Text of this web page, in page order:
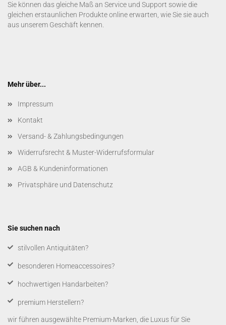
Sie können das gleiche Maß an Service und Support sowie die
gleichen erstaunlichen Produkte online erwarten, wie Sie sie auch
aus unserem Geschäft kennen.
Mehr über...
Impressum
Kontakt
Versand- & Zahlungsbedingungen
Widerrufsrecht & Muster-Widerrufsformular
AGB & Kundeninformationen
Privatsphäre und Datenschutz
Sie suchen nach
​stilvollen Antiquitäten?
besonderen Homeaccessoires?
hochwertigen Handarbeiten?
premium Herstellern?
wir führen ausgewählte Premium-Marken, die Luxus für Sie